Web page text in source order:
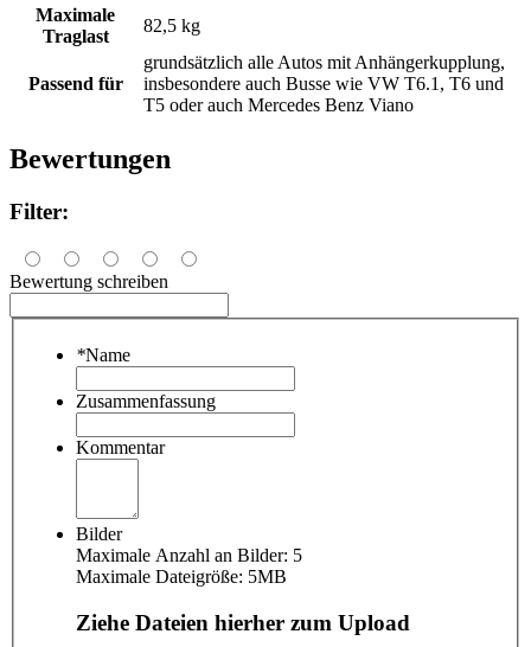
Maximale
Traglast
82,5 kg
Passend für
grundsätzlich alle Autos mit Anhängerkupplung,
insbesondere auch Busse wie VW T6.1, T6 und
T5 oder auch Mercedes Benz Viano
Bewertungen
Filter:
Bewertung schreiben
*Name
Zusammenfassung
Kommentar
Bilder
Maximale Anzahl an Bilder: 5
Maximale Dateigröße: 5MB
Ziehe Dateien hierher zum Upload